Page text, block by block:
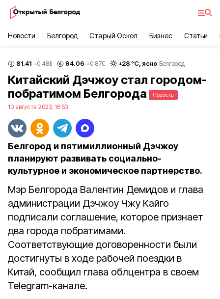
Новости Белгород Старый Оскол Бизнес Статьи
81.41 +0.48$ 94.06 +0.87€ +28 °С, ясно Белгород
Китайский Дэчжоу стал городом-
побратимом Белгорода
Новость
10 августа 2023, 16:53
Белгород и пятимиллионный Дэчжоу
планируют развивать социально-
культурное и экономическое партнерство.
Мэр Белгорода Валентин Демидов и глава
администрации Дэчжоу Чжу Кайго
подписали соглашение, которое признает
два города побратимами.
Соответствующие договоренности были
достигнуты в ходе рабочей поездки в
Китай, сообщил глава облцентра в своем
Telegram-канале.